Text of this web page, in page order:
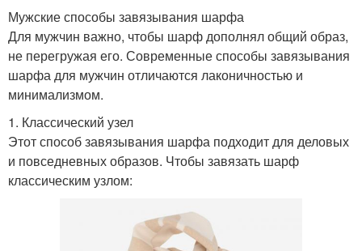
Мужские способы завязывания шарфа
Для мужчин важно, чтобы шарф дополнял общий образ,
не перегружая его. Современные способы завязывания
шарфа для мужчин отличаются лаконичностью и
минимализмом.
1. Классический узел
Этот способ завязывания шарфа подходит для деловых
и повседневных образов. Чтобы завязать шарф
классическим узлом: